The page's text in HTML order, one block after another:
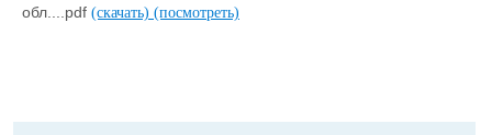
обл....pdf (скачать) (посмотреть)